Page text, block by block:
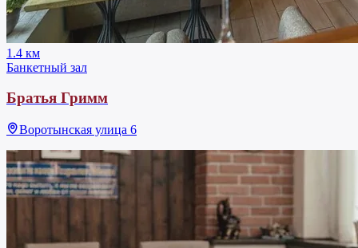
1.4 км
Банкетный зал
Братья Гримм
Воротынская улица 6